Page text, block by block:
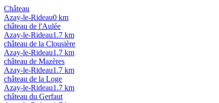
Château
Azay-le-Rideau0 km
château de l'Aulée
Azay-le-Rideau1.7 km
château de la Clousière
Azay-le-Rideau1.7 km
château de Mazères
Azay-le-Rideau1.7 km
château de la Loge
Azay-le-Rideau1.7 km
château du Gerfaut